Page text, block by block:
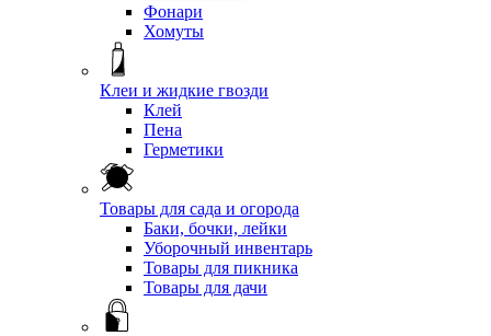
Фонари
Хомуты
Клеи и жидкие гвозди
Клей
Пена
Герметики
Товары для сада и огорода
Баки, бочки, лейки
Уборочный инвентарь
Товары для пикника
Товары для дачи